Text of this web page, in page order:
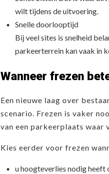
wilt tijdens de uitvoering.
Snelle doorlooptijd
Bij veel sites is snelheid
parkeerterrein kan vaak in
Wanneer frezen
Een nieuwe laag over
scenario. Frezen is vaker
van een parkeerplaats
Kies eerder voor frezen
u hoogteverlies nodig heeft